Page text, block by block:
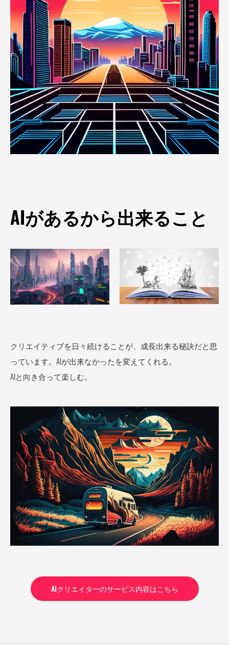
AIがあるから出来ること
クリエイティブを日々続けることが、成長出来る秘訣だと思
っています。AIが出来なかったを変えてくれる。
AIと向き合って楽しむ。
AIクリエイターのサービス内容はこちら